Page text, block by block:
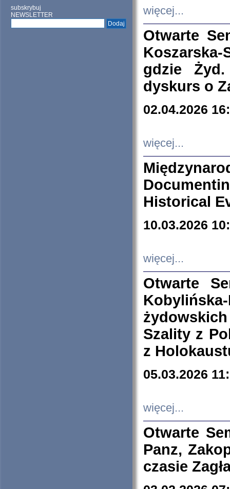
subskrybuj
NEWSLETTER
więcej...
Otwarte
Koszarska-
gdzie
dyskurs o
02.04.2026
więcej...
Historical
10.03.2026
więcej...
Otwarte
Szality z
z
05.03.2026
więcej...
Otwarte
Panz,
czasie